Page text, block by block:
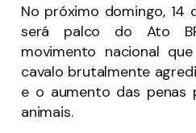
No próximo domingo, 14
será palco do Ato
movimento nacional
cavalo brutalmente
e o aumento das penas
animais.